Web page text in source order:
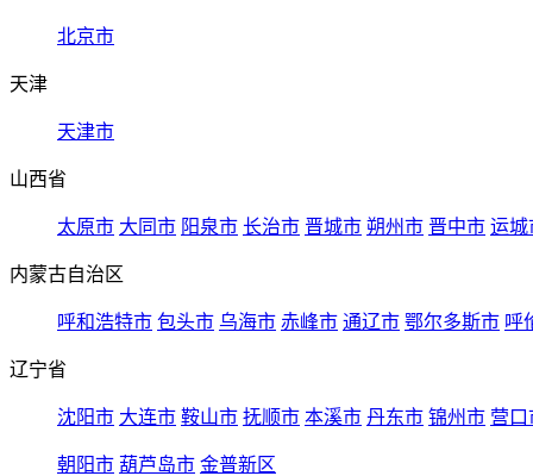
北京市
天津
天津市
山西省
太原市 大同市 阳泉市 长治市 晋城市 朔州市 晋中市 运城
内蒙古自治区
呼和浩特市 包头市 乌海市 赤峰市 通辽市 鄂尔多斯市 呼
辽宁省
沈阳市 大连市 鞍山市 抚顺市 本溪市 丹东市 锦州市 营口
朝阳市 葫芦岛市 金普新区